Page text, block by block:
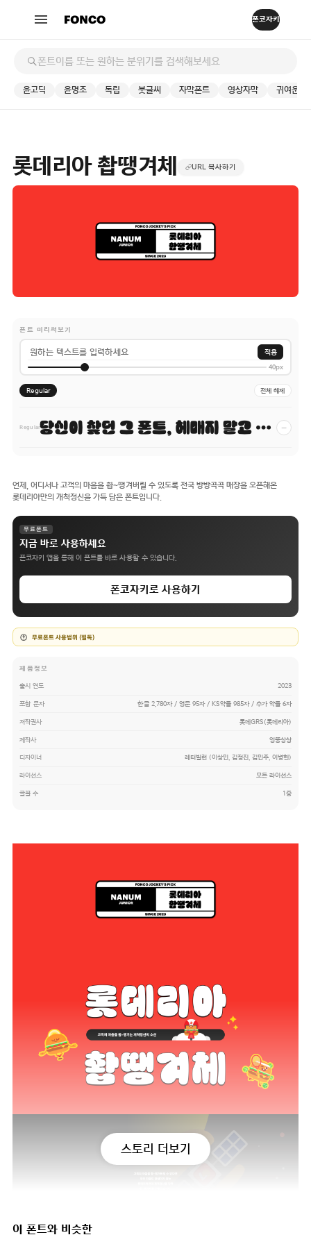
윤고딕 윤명조 독립 붓글씨 자막폰트 영상자막 귀여운
롯데리아 촵땡겨체 URL 복사하기
폰트 미리써보기
적용
40px
Regular 전체 해제
Regular 당신이 찾던 그 폰트, 헤매지 말고 바로 폰코! −
언제, 어디서나 고객의 마음을 촵~땡겨버릴 수 있도록 전국 방방곡곡 매장을 오픈해온
롯데리아만의 개척정신을 가득 담은 폰트입니다.
무료폰트
지금 바로 사용하세요
폰코자키 앱을 통해 이 폰트를 바로 사용할 수 있습니다.
폰코자키로 사용하기
무료폰트 사용범위 (필독)
제품정보
출시 연도 2023
포함 문자 한글 2,780자 / 영문 95자 / KS약물 985자 / 추가 약물 6자
저작권사 롯데GRS(롯데리아)
제작사 엉뚱상상
디자이너 레터빌런 (이상민, 김정진, 김민주, 이병헌)
라이선스 모든 라이선스
글꼴 수 1종
스토리 더보기
이 폰트와 비슷한